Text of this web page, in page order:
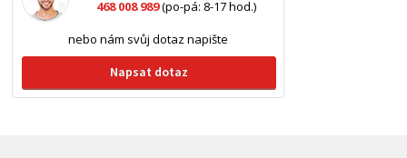
468 008 989(po-pá: 8-17 hod.)
nebo nám svůj dotaz napište
Napsat dotaz